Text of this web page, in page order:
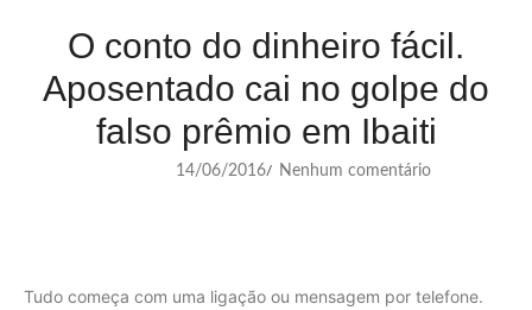
O conto do dinheiro fácil.
Aposentado cai no golpe do
falso prêmio em Ibaiti
14/06/2016/ Nenhum comentário
Tudo começa com uma ligação ou mensagem por telefone.